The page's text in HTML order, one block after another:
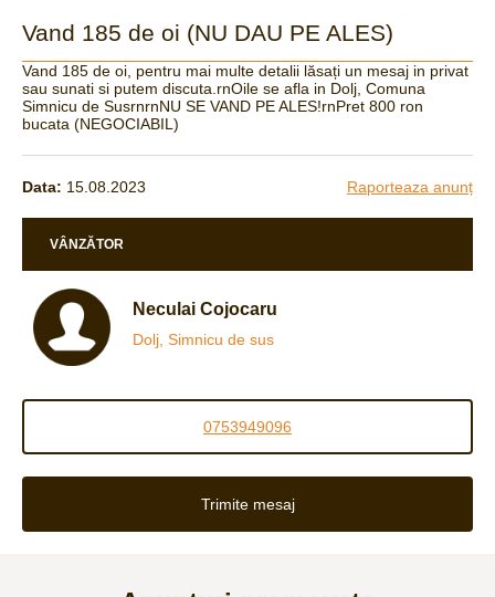
Vand 185 de oi (NU DAU PE ALES)
Vand 185 de oi, pentru mai multe detalii lăsați un mesaj in privat
sau sunati si putem discuta.rnOile se afla in Dolj, Comuna
Simnicu de SusrnrnNU SE VAND PE ALES!rnPret 800 ron
bucata (NEGOCIABIL)
Data: 15.08.2023 Raporteaza anunț
VÂNZĂTOR
Neculai Cojocaru
Dolj, Simnicu de sus
0753949096
Trimite mesaj